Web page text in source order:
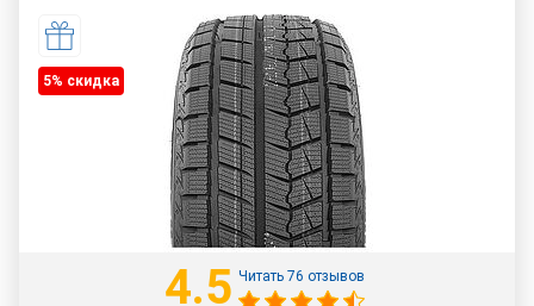
5% cкидка
4.5 Читать 76 отзывов